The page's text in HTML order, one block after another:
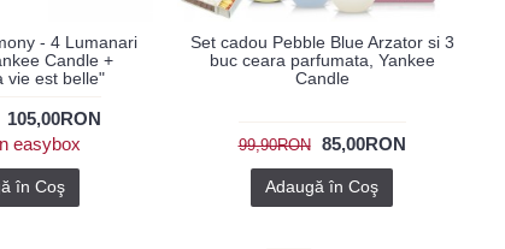
- 4 Lumanari
Candle +
vie est belle"
105,00RON
easybox
în Coş
Set cadou Pebble Blue Arzator si 3
buc ceara parfumata, Yankee
Candle
99,90RON 85,00RON
Adaugă în Coş